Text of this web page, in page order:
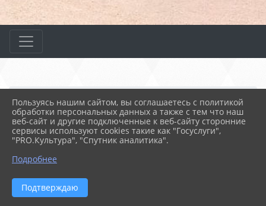
Главная ВАЖНОЕ
Конкурсы профессиональ...
Чемпионат профессионал...
Чемпионат 2024
Конкурсная документация
Поварское дело
26.02.2024 06:39
ФАЙЛЫ
Пользуясь нашим сайтом, вы соглашаетесь с политикой
обработки персональных данных а также с тем что наш
веб-сайт и другие подключенные к веб-сайту сторонние
сервисы используют cookies такие как "Госуслуги",
"PRO.Культура", "Спутник аналитика".
Подробнее
Подтверждаю